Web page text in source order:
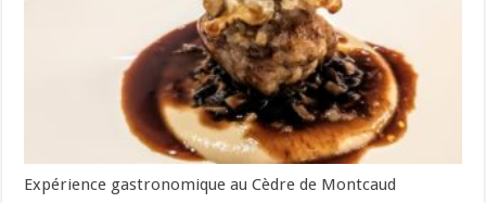
Expérience gastronomique au Cèdre de Montcaud